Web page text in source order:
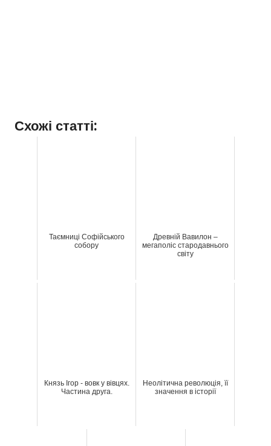
Схожі статті:
Таємниці Софійського
собору
Древній Вавилон –
мегаполіс стародавнього
світу
Князь Ігор - вовк у вівцях.
Частина друга.
Неолітична революція, її
значення в історії